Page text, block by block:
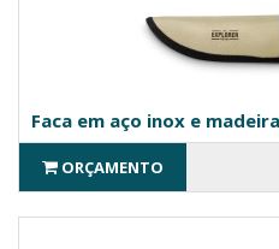
Faca em aço inox e
ORÇAMENTO